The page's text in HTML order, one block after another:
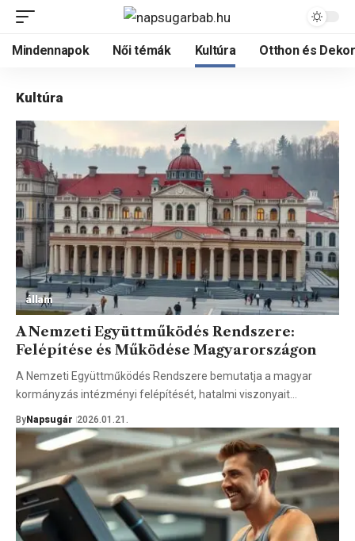
Mindennapok Női témák Kultúra Otthon és
Kultúra
állam
A Nemzeti Együttműködés Rendszere:
Felépítése és Működése Magyarországon
A Nemzeti Együttműködés Rendszere bemutatja a magyar
kormányzás intézményi felépítését, hatalmi viszonyait…
ByNapsugár 2026.01.21.